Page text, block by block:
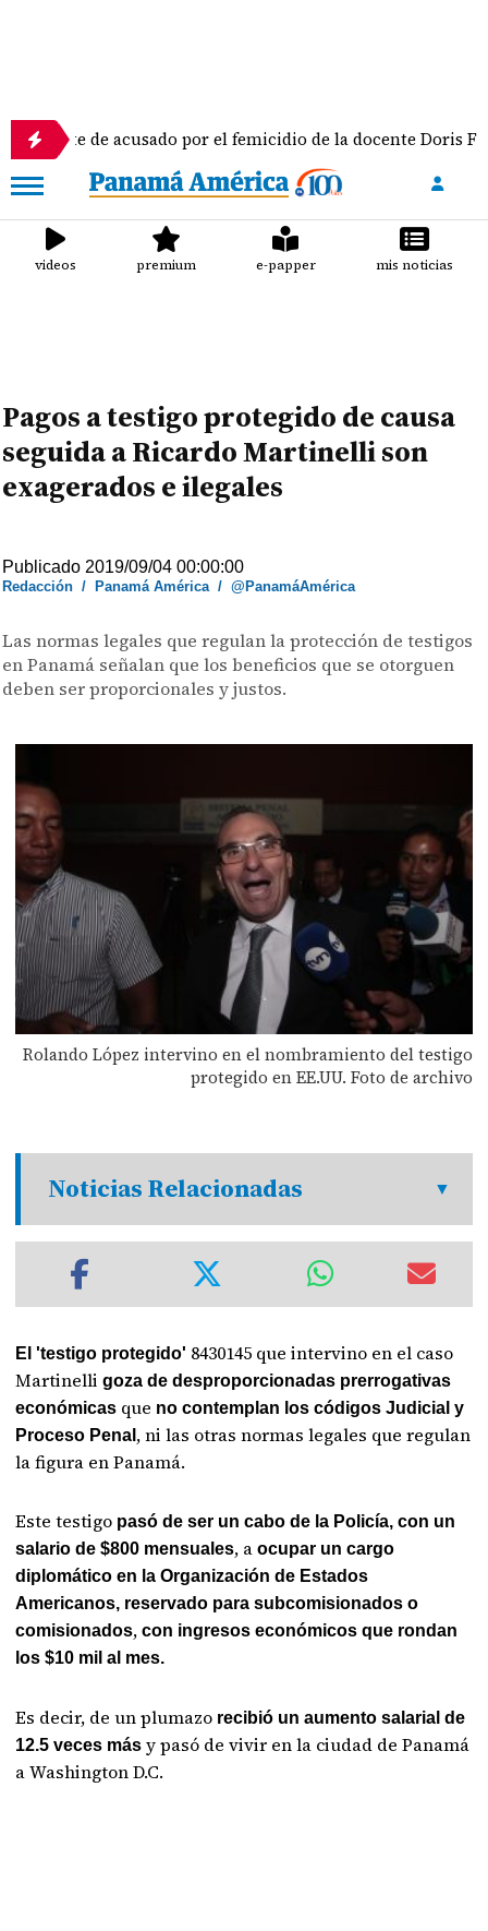
acusado por el femicidio de la docente Doris Franco
videos premium e-papper mis noticias
Pagos a testigo protegido de causa
seguida a Ricardo Martinelli son
exagerados e ilegales
Publicado 2019/09/04 00:00:00
Redacción / Panamá América/@PanamáAmérica
Las normas legales que regulan la protección de testigos
en Panamá señalan que los beneficios que se otorguen
deben ser proporcionales y justos.
Rolando López intervino en el nombramiento del testigo
protegido en EE.UU. Foto de archivo
Noticias Relacionadas
El 'testigo protegido' 8430145 que intervino en el caso
Martinelligoza de desproporcionadas prerrogativas
económicas que no contemplan los códigos Judicial y
Proceso Penal , ni las otras normas legales que regulan
la figura en Panamá.
Este testigo pasó de ser un cabo de la Policía, con un
salario de $800 mensuales, aocupar un cargo
diplomático en la Organización de Estados
Americanos, reservado para subcomisionados o
comisionados, con ingresos económicos que rondan
los $10 mil al mes.
Es decir, de un plumazo recibió un aumento salarial de
12.5 veces más y pasó de vivir en la ciudad de Panamá
a Washington D.C.